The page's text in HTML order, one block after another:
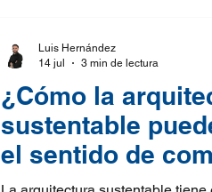
¿Cómo la
sustentable
el sentido de
Luis Hernández
14 jul
3 min de lectura